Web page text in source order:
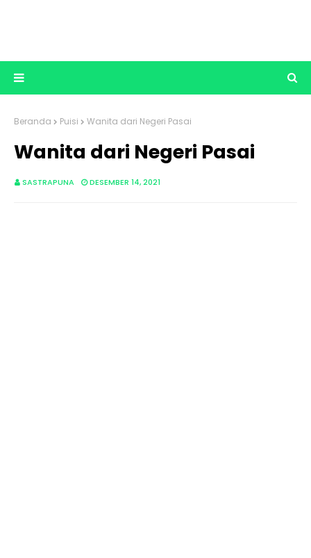
Beranda Puisi Wanita dari Negeri Pasai
Wanita dari Negeri Pasai
SASTRAPUNA DESEMBER 14, 2021